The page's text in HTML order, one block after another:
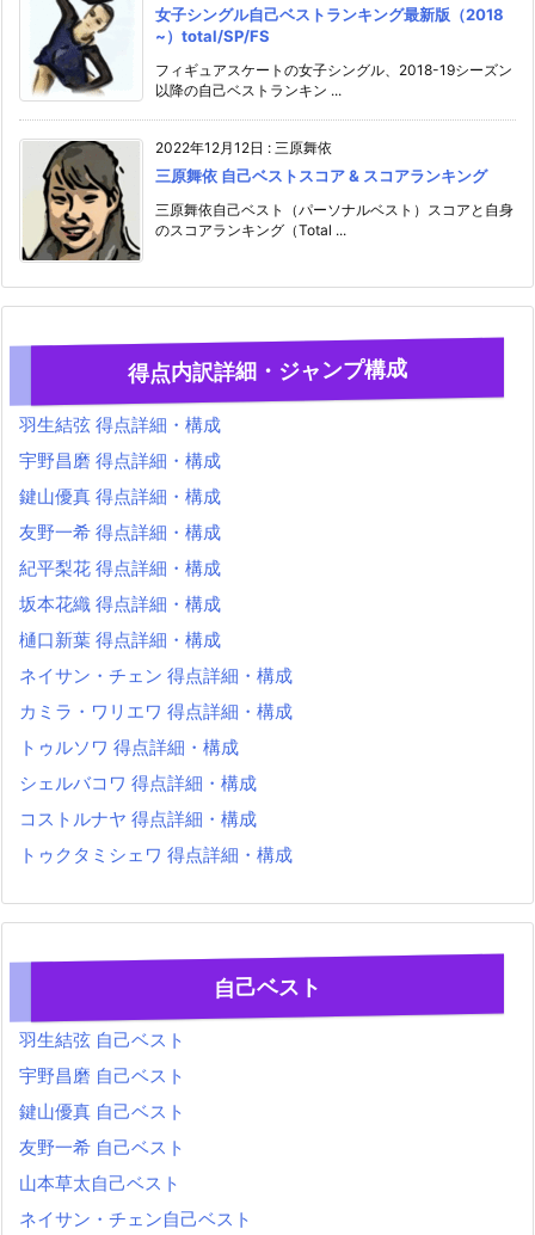
女子シングル自己ベストランキング最新版（2018
~）total/SP/FS
フィギュアスケートの女子シングル、2018-19シーズン
以降の自己ベストランキン ...
2022年12月12日 : 三原舞依
三原舞依 自己ベストスコア & スコアランキング
三原舞依自己ベスト（パーソナルベスト）スコアと自身
のスコアランキング（Total ...
得点内訳詳細・ジャンプ構成
羽生結弦 得点詳細・構成
宇野昌磨 得点詳細・構成
鍵山優真 得点詳細・構成
友野一希 得点詳細・構成
紀平梨花 得点詳細・構成
坂本花織 得点詳細・構成
樋口新葉 得点詳細・構成
ネイサン・チェン 得点詳細・構成
カミラ・ワリエワ 得点詳細・構成
トゥルソワ 得点詳細・構成
シェルバコワ 得点詳細・構成
コストルナヤ 得点詳細・構成
トゥクタミシェワ 得点詳細・構成
自己ベスト
羽生結弦 自己ベスト
宇野昌磨 自己ベスト
鍵山優真 自己ベスト
友野一希 自己ベスト
山本草太自己ベスト
ネイサン・チェン自己ベスト